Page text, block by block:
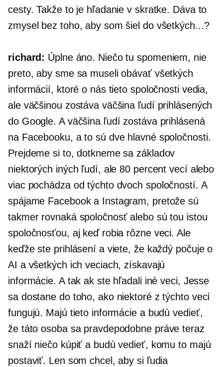
cesty. Takže to je hľadanie v skratke. Dáva to
zmysel bez toho, aby som šiel do všetkých...?
richard: Úplne áno. Niečo tu spomeniem, nie
preto, aby sme sa museli obávať všetkých
informácií, ktoré o nás tieto spoločnosti vedia,
ale väčšinou zostáva väčšina ľudí prihlásených
do Google. A väčšina ľudí zostáva prihlásená
na Facebooku, a to sú dve hlavné spoločnosti.
Prejdeme si to, dotkneme sa základov
niektorých iných ľudí, ale 80 percent vecí alebo
viac pochádza od týchto dvoch spoločností. A
spájame Facebook a Instagram, pretože sú
takmer rovnaká spoločnosť alebo sú tou istou
spoločnosťou, aj keď robia rôzne veci. Ale
keďže ste prihlásení a viete, že každý počuje o
AI a všetkých ich veciach, získavajú
informácie. A tak ak ste hľadali iné veci, Jesse
sa dostane do toho, ako niektoré z týchto vecí
fungujú. Majú tieto informácie a budú vedieť,
že táto osoba sa pravdepodobne práve teraz
snaží niečo kúpiť a budú vedieť, komu to majú
postaviť. Len som chcel, aby si ľudia